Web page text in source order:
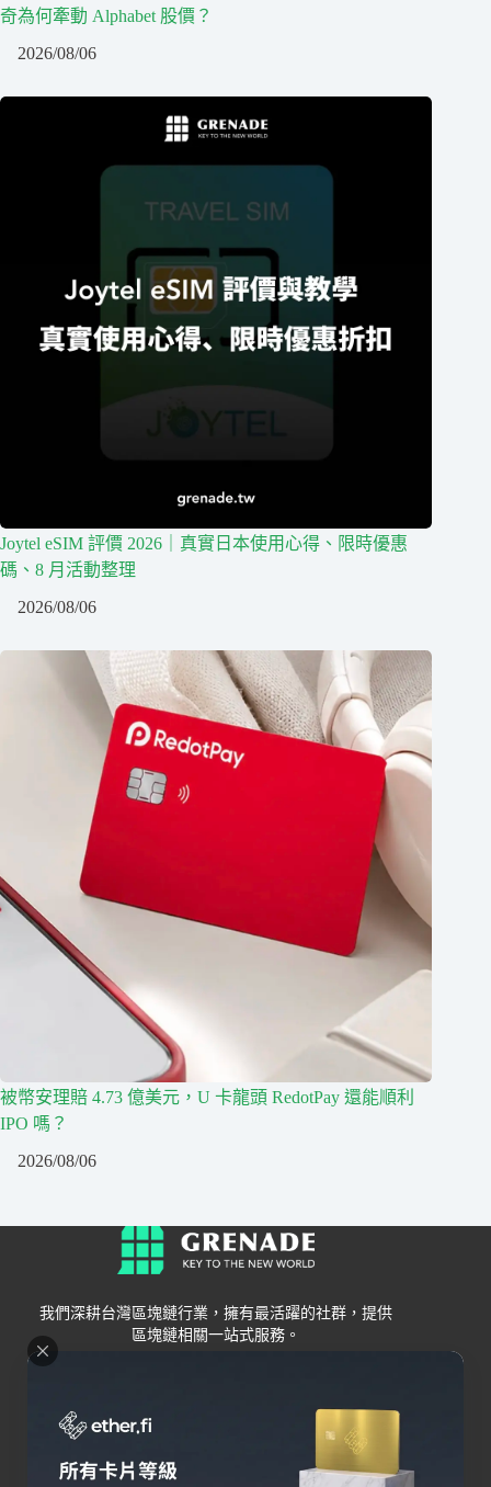
奇為何牽動 Alphabet 股價？
2026/08/06
Joytel eSIM 評價 2026｜真實日本使用心得、限時優惠
碼、8 月活動整理
2026/08/06
被幣安理賠 4.73 億美元，U 卡龍頭 RedotPay 還能順利
IPO 嗎？
2026/08/06
我們深耕台灣區塊鏈行業，擁有最活躍的社群，提供
區塊鏈相關一站式服務。
Grenade
關於我們
聯絡我們
交易所